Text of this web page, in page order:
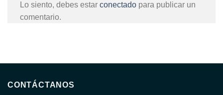
Lo siento, debes estar conectado para publicar un
comentario.
CONTÁCTANOS